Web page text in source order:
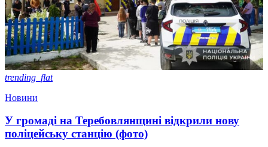
trending_flat
Новини
У громаді на Теребовлянщині відкрили нову
поліцейську станцію (фото)